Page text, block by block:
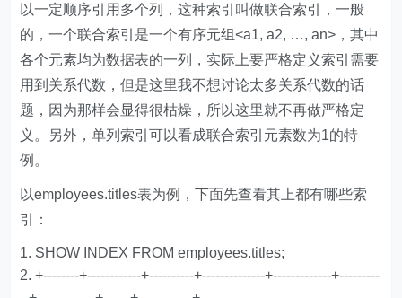
以一定顺序引用多个列，这种索引叫做联合索引，一般
的，一个联合索引是一个有序元组<a1, a2, …, an>，其中
各个元素均为数据表的一列，实际上要严格定义索引需要
用到关系代数，但是这里我不想讨论太多关系代数的话
题，因为那样会显得很枯燥，所以这里就不再做严格定
义。另外，单列索引可以看成联合索引元素数为1的特
例。
以employees.titles表为例，下面先查看其上都有哪些索
引：
SHOW INDEX FROM employees.titles;
+--------+------------+----------+--------------+-------------+---------